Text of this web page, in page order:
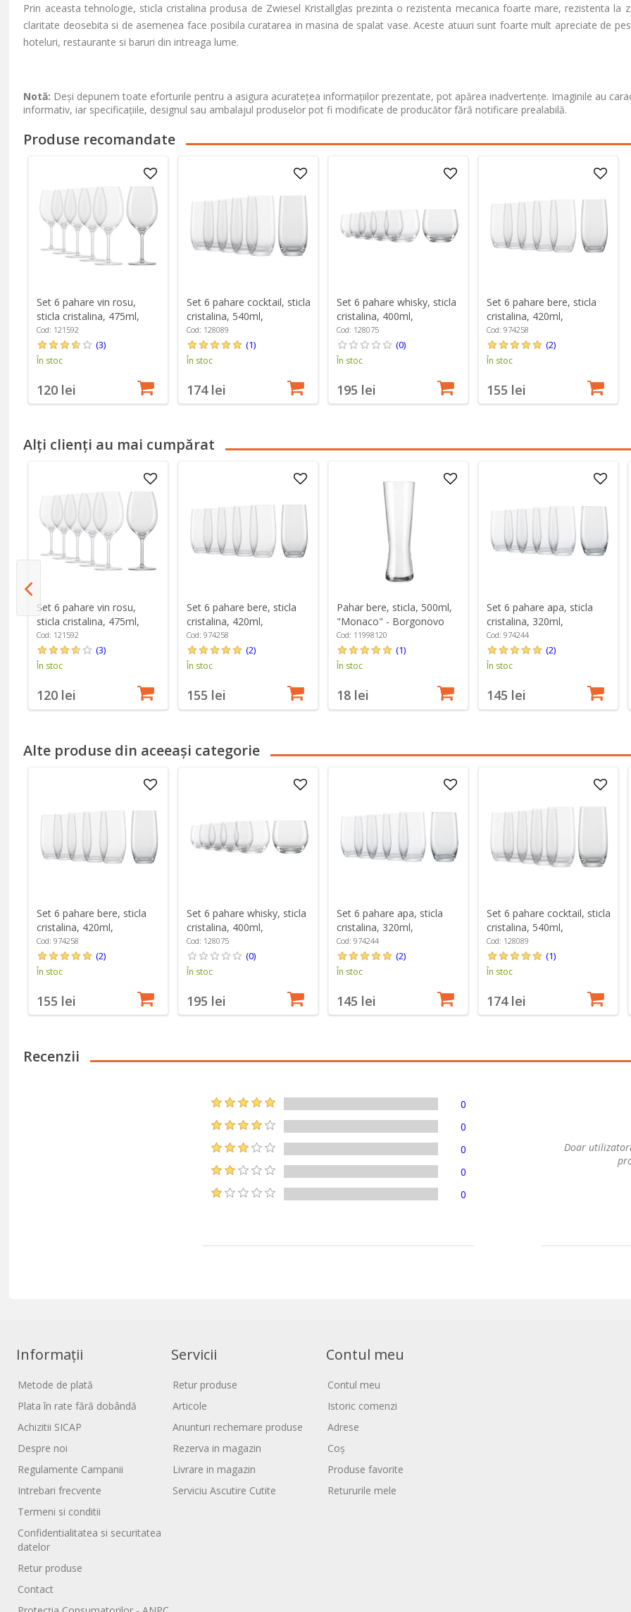
Prin aceasta tehnologie, sticla cristalina produsa de Zwiesel Kristallglas prezinta o rezistenta mecanica foarte mare, rezistenta la
claritate deosebita si de asemenea face posibila curatarea in masina de spalat vase. Aceste atuuri sunt foarte mult apreciate de
hoteluri, restaurante si baruri din intreaga lume.
Notă: Deși depunem toate eforturile pentru a asigura acuratețea informațiilor prezentate, pot apărea inadvertențe. Imaginile au
informativ, iar specificațiile, designul sau ambalajul produselor pot fi modificate de producător fără notificare prealabilă.
Produse recomandate
Set 6 pahare vin rosu,
sticla cristalina, 475ml,
"Banquet" - Schott Zwiesel
Cod: 121592
(3)
În stoc
120 lei
Set 6 pahare cocktail, sticla
cristalina, 540ml,
"Banquet" - Schott Zwiesel
Cod: 128089
(1)
În stoc
174 lei
Set 6 pahare whisky, sticla
cristalina, 400ml,
"Banquet" - Schott Zwiesel
Cod: 128075
(0)
În stoc
195 lei
Set 6 pahare bere, sticla
cristalina, 420ml,
"Banquet" - Schott Zwiesel
Cod: 974258
(2)
În stoc
155 lei
Alți clienți au mai cumpărat
Set 6 pahare vin rosu,
sticla cristalina, 475ml,
"Banquet" - Schott Zwiesel
Cod: 121592
(3)
În stoc
120 lei
Set 6 pahare bere, sticla
cristalina, 420ml,
"Banquet" - Schott Zwiesel
Cod: 974258
(2)
În stoc
155 lei
Pahar bere, sticla, 500ml,
"Monaco" - Borgonovo
Cod: 11998120
(1)
În stoc
18 lei
Set 6 pahare apa, sticla
cristalina, 320ml,
"Banquet" - Schott Zwiesel
Cod: 974244
(2)
În stoc
145 lei
Alte produse din aceeași categorie
Set 6 pahare bere, sticla
cristalina, 420ml,
"Banquet" - Schott Zwiesel
Cod: 974258
(2)
În stoc
155 lei
Set 6 pahare whisky, sticla
cristalina, 400ml,
"Banquet" - Schott Zwiesel
Cod: 128075
(0)
În stoc
195 lei
Set 6 pahare apa, sticla
cristalina, 320ml,
"Banquet" - Schott Zwiesel
Cod: 974244
(2)
În stoc
145 lei
Set 6 pahare cocktail, sticla
cristalina, 540ml,
"Banquet" - Schott Zwiesel
Cod: 128089
(1)
În stoc
174 lei
Recenzii
0
0
0
0
0
Doar
Informații
Metode de plată
Plata în rate fără dobândă
Achizitii SICAP
Despre noi
Regulamente Campanii
Intrebari frecvente
Termeni si conditii
Confidentialitatea si securitatea
datelor
Retur produse
Contact
Servicii
Retur produse
Articole
Anunturi rechemare produse
Rezerva in magazin
Livrare in magazin
Serviciu Ascutire Cutite
Contul meu
Contul meu
Istoric comenzi
Adrese
Coș
Produse favorite
Retururile mele